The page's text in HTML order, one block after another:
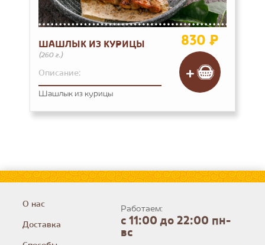
ШАШЛЫК ИЗ КУРИЦЫ
(260 г.)
Описание:
Шашлык из курицы
830 ₽
О нас
Доставка
Работаем:
с 11:00 до 22:00 пн-
вс